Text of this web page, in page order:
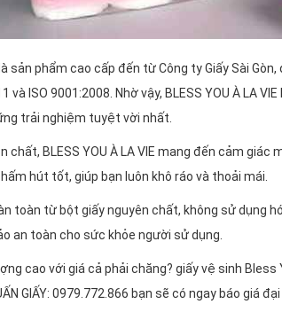
là sản phẩm cao cấp đến từ Công ty Giấy Sài
ISO 9001:2008. Nhờ vậy, BLESS YOU À LA
trải nghiệm tuyệt vời nhất.
BLESS YOU À LA VIE mang đến cảm giác
hút tốt, giúp bạn luôn khô ráo và thoải mái.
toàn từ bột giấy nguyên chất, không sử dụng
an toàn cho sức khỏe người sử dụng.
cao với giá cả phải chăng? giấy vệ sinh Bless
GIẤY: 0979.772.866 bạn sẽ có ngay báo giá